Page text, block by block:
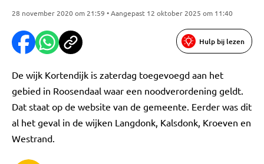
28 november 2020 om 21:59 • Aangepast 12 oktober 2025 om 11:40
Hulp bij lezen
De wijk Kortendijk is zaterdag toegevoegd aan het
gebied in Roosendaal waar een noodverordening geldt.
Dat staat op de website van de gemeente. Eerder was dit
al het geval in de wijken Langdonk, Kalsdonk, Kroeven en
Westrand.